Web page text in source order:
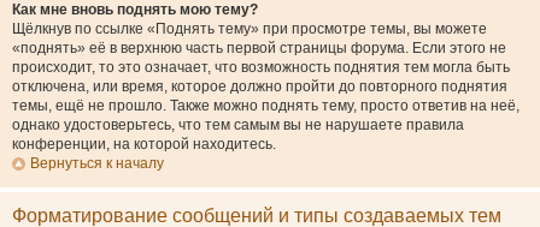
Как мне вновь поднять мою тему?
Щёлкнув по ссылке «Поднять тему» при просмотре темы, вы можете
«поднять» её в верхнюю часть первой страницы форума. Если этого не
происходит, то это означает, что возможность поднятия тем могла быть
отключена, или время, которое должно пройти до повторного поднятия
темы, ещё не прошло. Также можно поднять тему, просто ответив на неё,
однако удостоверьтесь, что тем самым вы не нарушаете правила
конференции, на которой находитесь.
Вернуться к началу
Форматирование сообщений и типы создаваемых тем